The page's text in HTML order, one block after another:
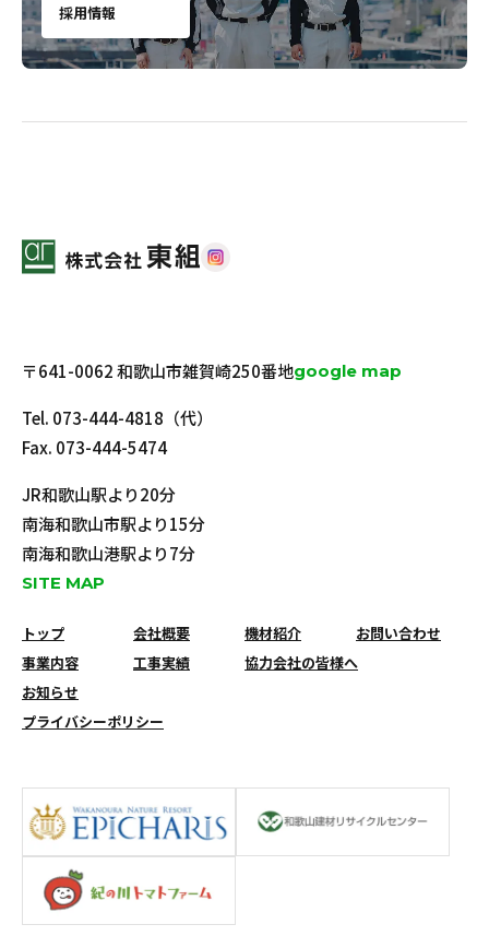
採用情報
〒641-0062 和歌山市雑賀崎250番地google map
Tel. 073-444-4818 （代）
Fax. 073-444-5474
JR和歌山駅より20分
南海和歌山市駅より15分
南海和歌山港駅より7分
SITE MAP
トップ 会社概要 機材紹介
お問い合わせ
事業内容
工事実績
協力会社の皆様へ
お知らせ
プライバシーポリシー